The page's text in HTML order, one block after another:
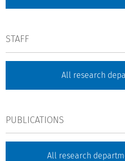
STAFF
All research
PUBLICATIONS
All research